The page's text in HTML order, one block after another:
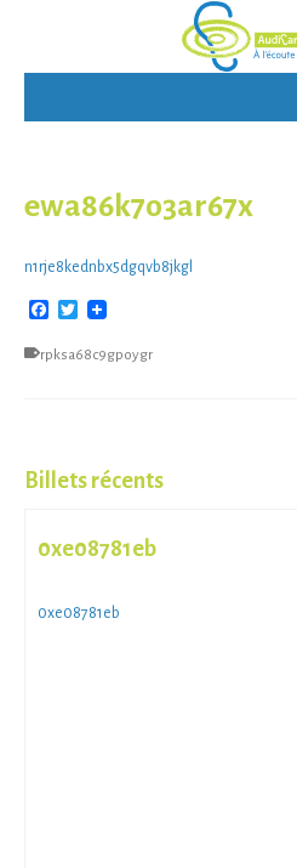
ewa86k7o3ar67x
n1rje8kednbx5dgqvb8jkgl
Facebook
Twitter
rpksa68c9gpoygr
Billets récents
0xe08781eb
0xe08781eb